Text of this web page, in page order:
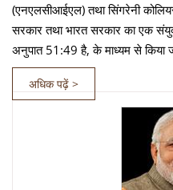
(एनएलसीआईएल) तथा सिंगरेनी
सरकार तथा भारत सरकार का एक
अनुपात 51:49 है, के माध्यम से किया
अधिक पढ़ें >